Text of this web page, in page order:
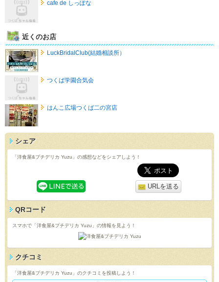
cafe de しっぽな
近くのお店
LuckBridalClub(結婚相談所）
つくば学園合気会
はんこ広場つくば二の宮店
シェア
「洋食屋&プチデリカ Yuzu」の感想などをシェアしよう！
URLを送る
QRコード
スマホで「洋食屋&プチデリカ Yuzu」の情報を見よう！
クチコミ
「洋食屋&プチデリカ Yuzu」のクチコミを投稿しよう！